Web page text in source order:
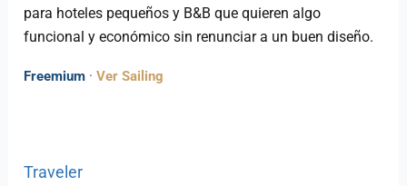
para hoteles pequeños y B&B que quieren algo
funcional y económico sin renunciar a un buen diseño.
Freemium ·Ver Sailing
Traveler